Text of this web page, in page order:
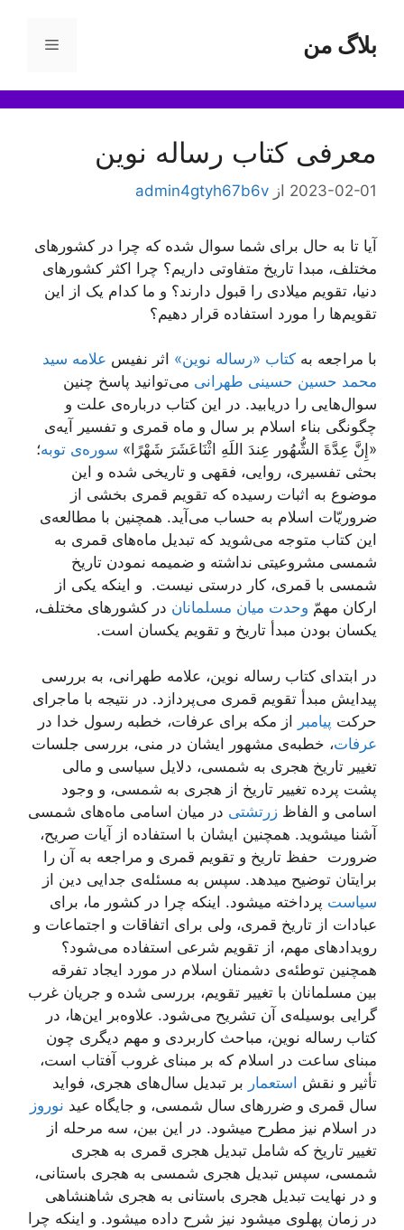
محتوابلاگ من فهرست
معرفی کتاب رساله نوین
2023-02-01 از admin4gtyh67b6v
آیا تا به حال برای شما سوال شده که چرا در کشورهای
مختلف، مبدا تاریخ متفاوتی داریم؟ چرا اکثر کشورهای
دنیا، تقویم میلادی را قبول دارند؟ و ما کدام یک از این
تقویم‌ها را مورد استفاده قرار دهیم؟
با مراجعه به کتاب «رساله نوین» اثر نفیس علامه سید
محمد حسین حسینی طهرانی می‌توانید پاسخ چنین
سوال‌هایی را دریابید. در این کتاب درباره‌ی علت و
چگونگی بناء اسلام بر سال و ماه قمری و تفسیر آيه‌ی
«إِنَّ عِدَّةَ الشُّهُور عِندَ اللَهِ اثْنَاعَشَرَ شَهْرًا» سوره‌ی توبه؛
بحثی تفسیری، روایی، فقهی و تاریخی شده و این
موضوع به اثبات رسیده که تقويم قمرى بخشی از
ضروريّات اسلام به حساب می‌آید. همچنین با مطالعه‌ی
این کتاب متوجه می‌شوید که تبديل ماه‌هاى قمرى به
شمسى مشروعیتی نداشته و ضميمه نمودن تاريخ
شمسى با قمرى، کار درستی نیست. و اینکه یکی از
ارکان مهمّ وحدت میان مسلمانان در کشورهای مختلف،
یکسان بودن مبدأ تاریخ و تقویم یکسان است.
در ابتدای کتاب رساله نوین، علامه طهرانی، به بررسی
پیدایش مبدأ تقویم قمری می‌پردازد. در نتیجه با ماجرای
حرکت پیامبر از مکه برای عرفات، خطبه رسول خدا در
عرفات، خطبه‌ی مشهور ایشان در منی، بررسی جلسات
تغییر تاریخ هجری به شمسی، دلایل سیاسی و مالی
پشت پرده تغییر تاریخ از هجری به شمسی، و وجود
اسامی و الفاظ زرتشتی در میان اسامی ماه‌های شمسی
آشنا میشوید. همچنین ایشان با استفاده از آیات صریح،
ضرورت حفظ تاریخ و تقویم قمری و مراجعه به آن را
برایتان توضیح میدهد. سپس به مسئله‌ی جدایی دین از
سیاست پرداخته میشود. اینکه چرا در کشور ما، برای
عبادات از تاریخ قمری، ولی برای اتفاقات و اجتماعات و
رویدادهای مهم، از تقویم شرعی استفاده می‌شود؟
همچنین توطئه‌ی دشمنان اسلام در مورد ایجاد تفرقه
بین مسلمانان با تغییر تقویم، بررسی شده و جریان غرب
گرایی بوسیله‌ی آن تشریح می‌شود. علاوه‌بر این‌ها، در
کتاب رساله نوین، مباحث کاربردی و مهم دیگری چون
مبنای ساعت در اسلام که بر مبنای غروب آفتاب است،
تأثیر و نقش استعمار بر تبدیل سال‌های هجری، فواید
سال قمری و ضررهای سال شمسی، و جایگاه عید نوروز
در اسلام نیز مطرح میشود. در این بین، سه مرحله از
تغییر تاریخ که شامل تبدیل هجری قمری به هجری
شمسی، سپس تبدیل هجری شمسی به هجری باستانی،
و در نهایت تبدیل هجری باستانی به هجری شاهنشاهی
در زمان پهلوی میشود نیز شرح داده میشود. و اینکه چرا